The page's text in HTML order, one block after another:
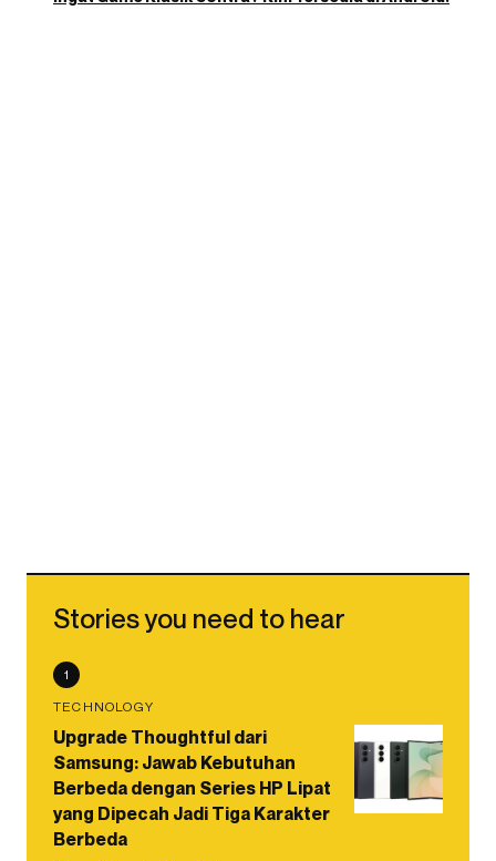
Stories you need to hear
1
TECHNOLOGY
Upgrade Thoughtful dari
Samsung: Jawab Kebutuhan
Berbeda dengan Series HP Lipat
yang Dipecah Jadi Tiga Karakter
Berbeda